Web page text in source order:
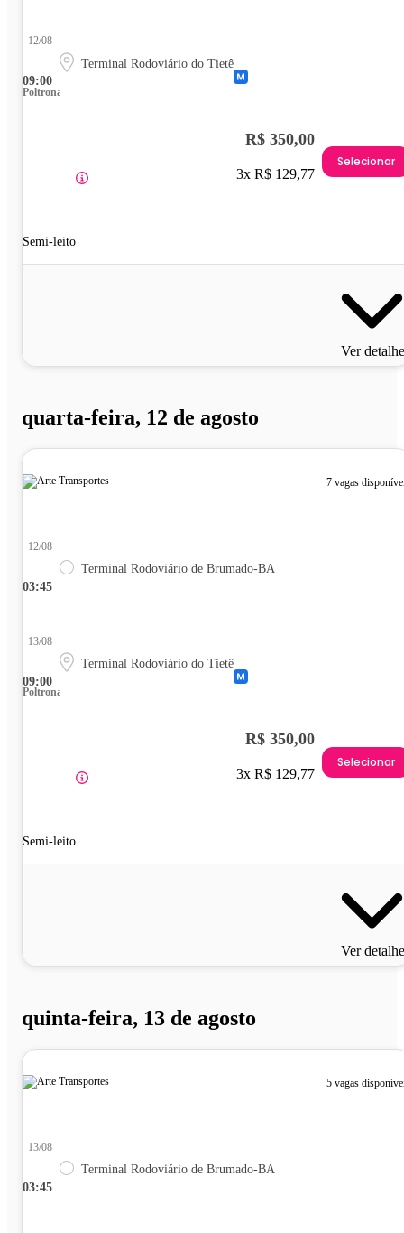
09:00
12/08
Terminal Rodoviário do Tietê
Poltrona
Semi-leito
R$ 350,00
3x R$ 129,77
Selecionar
Ver
quarta-feira, 12 de agosto
7 vagas
03:45
12/08
Terminal Rodoviário de Brumado-BA
09:00
13/08
Terminal Rodoviário do Tietê
Poltrona
Semi-leito
R$ 350,00
3x R$ 129,77
Selecionar
Ver
quinta-feira, 13 de agosto
5 vagas
03:45
13/08
Terminal Rodoviário de Brumado-BA